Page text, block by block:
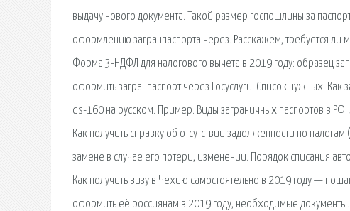
выдачу нового документа. Такой размер госпошлины за
оформлению загранпаспорта через. Расскажем, требуется ли
Форма 3-НДФЛ для налогового вычета в 2019 году: образец
оформить загранпаспорт через Госуслуги. Список нужных.
ds-160 на русском. Пример. Виды заграничных паспортов в
Как получить справку об отсутствии задолженности по
замене в случае его потери, изменении. Порядок списания
Как получить визу в Чехию самостоятельно в 2019 году —
оформить её россиянам в 2019 году, необходимые